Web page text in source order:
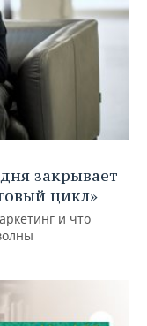
закрывает
цикл»
и что